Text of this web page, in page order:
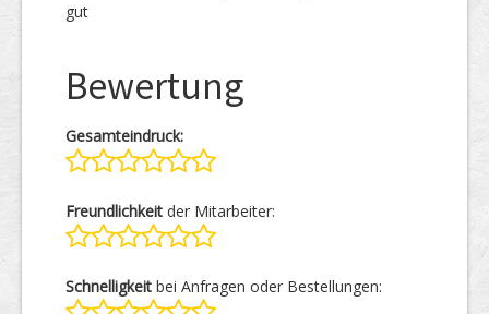
gut
Bewertung
Gesamteindruck:
Freundlichkeit der Mitarbeiter:
Schnelligkeit bei Anfragen oder Bestellungen: